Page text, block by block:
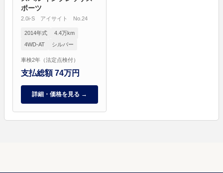
ポーツ
2.0i-S アイサイト No.24
2014年式
4.4万km
4WD-AT
シルバー
車検2年（法定点検付）
支払総額 74万円
詳細・価格を見る →